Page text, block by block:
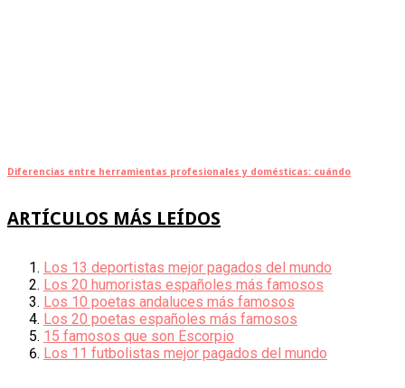
Diferencias entre herramientas profesionales y domésticas: cuándo
ARTÍCULOS MÁS LEÍDOS
Los 13 deportistas mejor pagados del mundo
Los 20 humoristas españoles más famosos
Los 10 poetas andaluces más famosos
Los 20 poetas españoles más famosos
15 famosos que son Escorpio
Los 11 futbolistas mejor pagados del mundo